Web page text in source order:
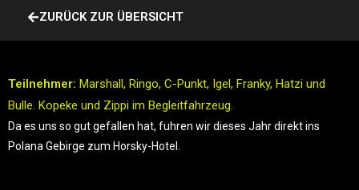
ZURÜCK ZUR ÜBERSICHT
Teilnehmer: Marshall, Ringo, C-Punkt, Igel, Franky, Hatzi und
Bulle. Kopeke und Zippi im Begleitfahrzeug.
Da es uns so gut gefallen hat, fuhren wir dieses Jahr direkt ins
Polana Gebirge zum Horsky-Hotel.